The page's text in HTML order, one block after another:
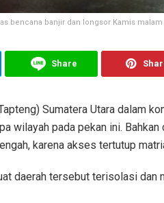
bencana banjir dan longsor Kamis malam
Share
Sumatera Utara dalam
wilayah pada pekan ini. Bahkan
karena akses tertutup
daerah tersebut terisolasi dan